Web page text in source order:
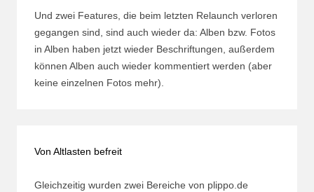
Und zwei Features, die beim letzten Relaunch verloren
gegangen sind, sind auch wieder da: Alben bzw. Fotos
in Alben haben jetzt wieder Beschriftungen, außerdem
können Alben auch wieder kommentiert werden (aber
keine einzelnen Fotos mehr).
Von Altlasten befreit
Gleichzeitig wurden zwei Bereiche von plippo.de